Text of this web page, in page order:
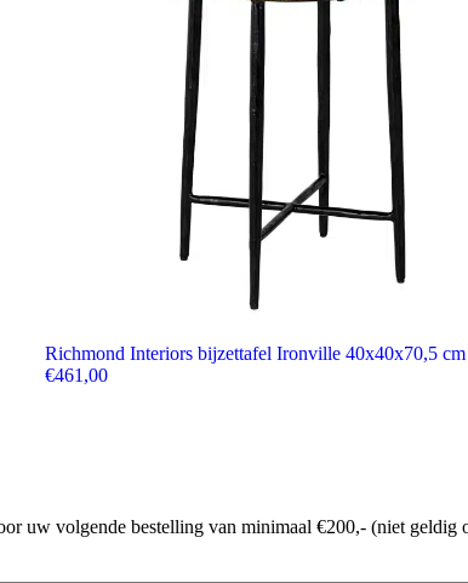
Richmond Interiors bijzettafel Ironville 40x40x70,5 cm
€461,00
uw volgende bestelling van minimaal €200,- (niet geldig